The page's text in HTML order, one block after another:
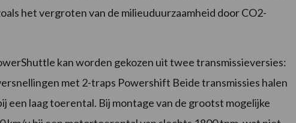
het vergroten van de milieuduurzaamheid door CO2-
kan worden gekozen uit twee transmissieversies:
met 2-traps Powershift Beide transmissies halen
een laag toerental. Bij montage van de grootst mogelijke